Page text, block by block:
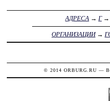
АДРЕСА → Г→
ОРГАНИЗАЦИИ→
© 2014 ORBURG.RU —